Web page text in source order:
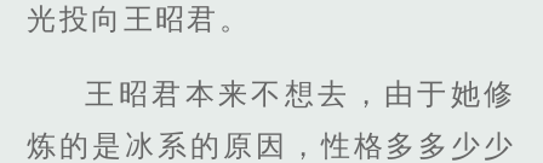
光投向王昭君。
王昭君本来不想去，由于她修
炼的是冰系的原因，性格多多少少